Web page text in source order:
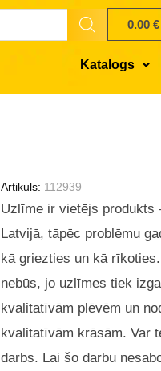
0.00€
Katalogs
Artikuls: 112939
Uzlīme ir vietējs produkts
Latvijā, tāpēc problēmu
kā griezties un kā
nebūs, jo uzlīmes tiek
kvalitatīvām plēvēm un
kvalitatīvām krāsām. Var
darbs. Lai šo darbu